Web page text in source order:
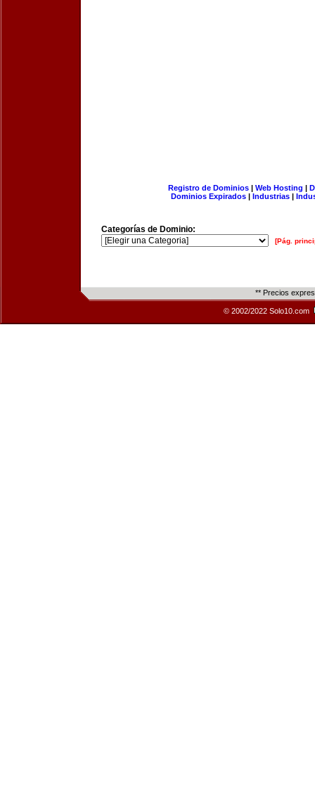
Registro de Dominios| Web Hosting |
Dominios Expirados | Industrias |
Categorías de Dominio:
[Pág.
** Precios
© 2002/2022 Solo10.com